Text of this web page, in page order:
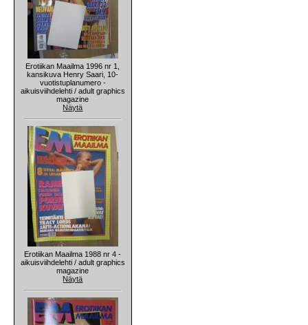
Erotiikan Maailma 1996 nr 1,
kansikuva Henry Saari, 10-
vuotistuplanumero -
aikuisviihdelehti / adult graphics
magazine
Näytä
Erotiikan Maailma 1988 nr 4 -
aikuisviihdelehti / adult graphics
magazine
Näytä